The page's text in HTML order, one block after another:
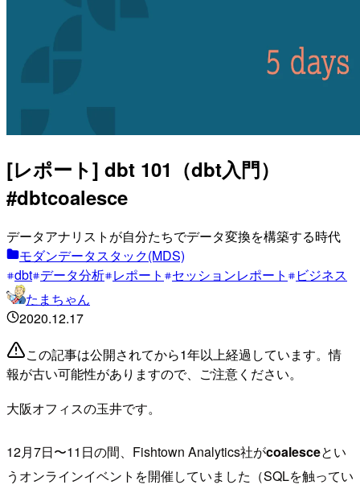
[レポート] dbt 101（dbt入門）
#dbtcoalesce
データアナリストが自分たちでデータ変換を構築する時代
モダンデータスタック(MDS)
dbt データ分析 レポート セッションレポート
ビジネス
たまちゃん
2020.12.17
この記事は公開されてから1年以上経過しています。情
報が古い可能性がありますので、ご注意ください。
大阪オフィスの玉井です。
12月7日〜11日の間、Fishtown Analytics社がcoalesceとい
うオンラインイベントを開催していました（SQLを触ってい